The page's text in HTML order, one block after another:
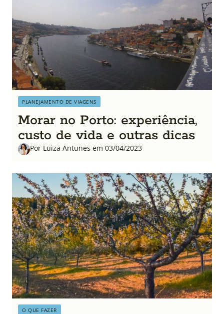
PLANEJAMENTO DE VIAGENS
Morar no Porto: experiência,
custo de vida e outras dicas
Por Luiza Antunes em 03/04/2023
O QUE FAZER